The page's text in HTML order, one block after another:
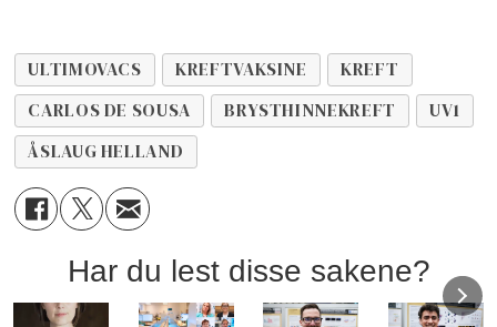
ULTIMOVACS KREFTVAKSINE
KREFT
CARLOS DE SOUSA
BRYSTHINNEKREFT
UV1
ÅSLAUG HELLAND
Har du lest disse sakene?